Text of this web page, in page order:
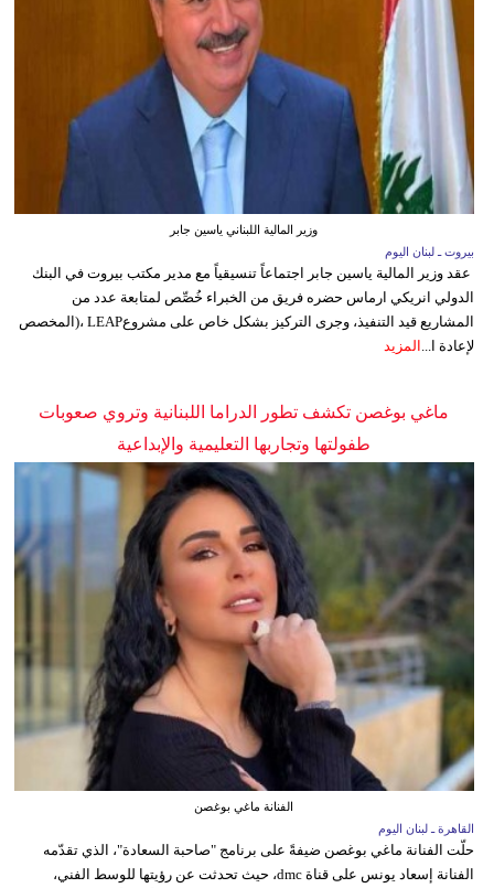
وزير المالية اللبناني ياسين جابر
بيروت ـ لبنان اليوم
عقد وزير المالية ياسين جابر اجتماعاً تنسيقياً مع مدير مكتب بيروت في البنك
الدولي انريكي ارماس حضره فريق من الخبراء خُصِّص لمتابعة عدد من
المشاريع قيد التنفيذ، وجرى التركيز بشكل خاص على مشروعLEAP ،(المخصص
لإعادة ا...
المزيد
ماغي بوغصن تكشف تطور الدراما اللبنانية وتروي صعوبات
طفولتها وتجاربها التعليمية والإبداعية
الفنانة ماغي بوغصن
القاهرة ـ لبنان اليوم
حلّت الفنانة ماغي بوغصن ضيفةً على برنامج "صاحبة السعادة"، الذي تقدّمه
الفنانة إسعاد يونس على قناة dmc، حيث تحدثت عن رؤيتها للوسط الفني،